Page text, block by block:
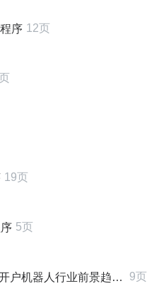
序 12页
19页
5页
景趋势预测及发展战略咨询报告 9页